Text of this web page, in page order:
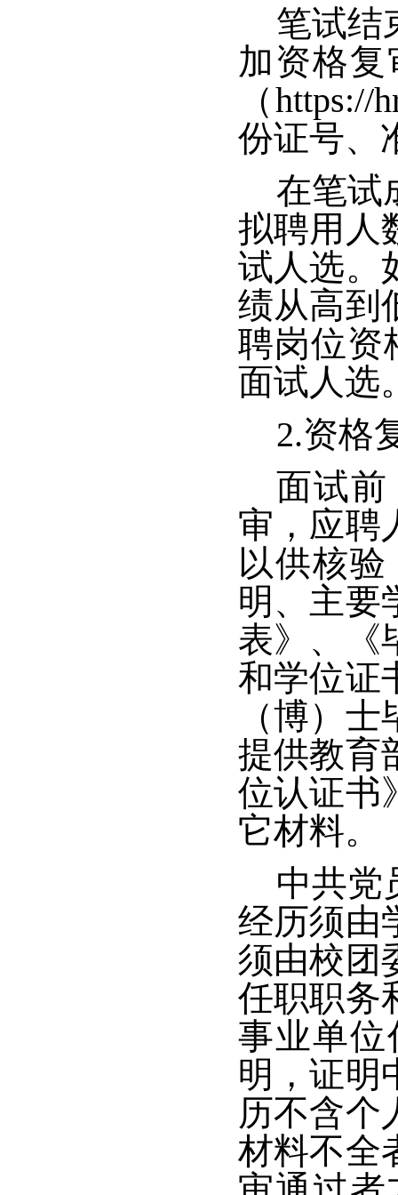
笔试结
加资格
（
份证号、
在笔试
拟聘用人
试人选。
绩从高到
聘岗位资
面试人选
2.资格
面试
审，应聘
以供核
明、主要
表》、《
和学位证
（博）
提供教育
位认证书
它材料。
中共党
经历须由
须由校团
任职职务
事业单位
明，证明
历不含个
材料不全